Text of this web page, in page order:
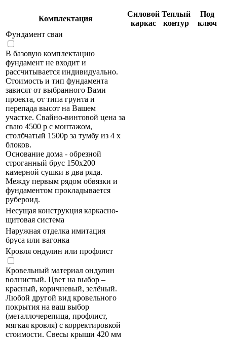
Комплектация
Силовой
каркас
Теплый
контур
Под
ключ
Фундамент сваи
В базовую комплектацию
фундамент не входит и
рассчитывается индивидуально.
Стоимость и тип фундамента
зависят от выбранного Вами
проекта, от типа грунта и
перепада высот на Вашем
участке. Свайно-винтовой цена за
сваю 4500 р с монтажом,
столбчатый 1500р за тумбу из 4 х
блоков.
Основание дома - обрезной
строганный брус 150х200
камерной сушки в два ряда.
Между первым рядом обвязки и
фундаментом прокладывается
рубероид.
Несущая конструкция каркасно-
щитовая система
Наружная отделка имитация
бруса или вагонка
Кровля ондулин или профлист
Кровельный материал ондулин
волнистый. Цвет на выбор –
красный, коричневый, зелёный.
Любой другой вид кровельного
покрытия на ваш выбор
(металлочерепица, профлист,
мягкая кровля) с корректировкой
стоимости. Свесы крыши 420 мм